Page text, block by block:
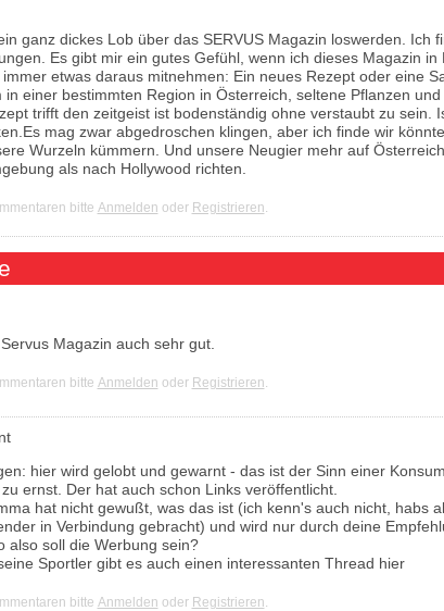
ganz dickes Lob über das SERVUS Magazin loswerden. Ich
Es gibt mir ein gutes Gefühl, wenn ich dieses Magazin in
etwas daraus mitnehmen: Ein neues Rezept oder eine
in einer bestimmten Region in Österreich, seltene Pflanzen und
trifft den zeitgeist ist bodenständig ohne verstaubt zu sein.
mag zwar abgedroschen klingen, aber ich finde wir
Wurzeln kümmern. Und unsere Neugier mehr auf
als nach Hollywood richten.
bitte Anmelden oder Registrieren.
Magazin auch sehr gut.
bitte Anmelden oder Registrieren
hier wird gelobt und gewarnt - das ist der Sinn einer
ernst. Der hat auch schon Links veröffentlicht.
hat nicht gewußt, was das ist (ich kenn's auch nicht, habs
in Verbindung gebracht) und wird nur durch deine
also soll die Werbung sein?
Sportler gibt es auch einen interessanten Thread hier
bitte Anmelden oder Registrieren